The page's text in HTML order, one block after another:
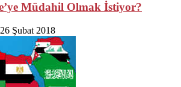
Müdahil Olmak İstiyor?
26 Şubat 2018